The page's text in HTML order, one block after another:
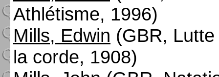
Athlétisme, 1996)
Mills, Edwin (GBR, Lutte
la corde, 1908)